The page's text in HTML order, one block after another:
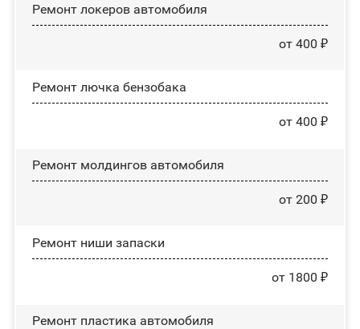
Ремонт лoĸepoв автомобиля
от 400 ₽
Ремонт лючка бензобака
от 400 ₽
Ремонт молдингов автомобиля
от 200 ₽
Ремонт ниши запаски
от 1800 ₽
Ремонт пластика автомобиля